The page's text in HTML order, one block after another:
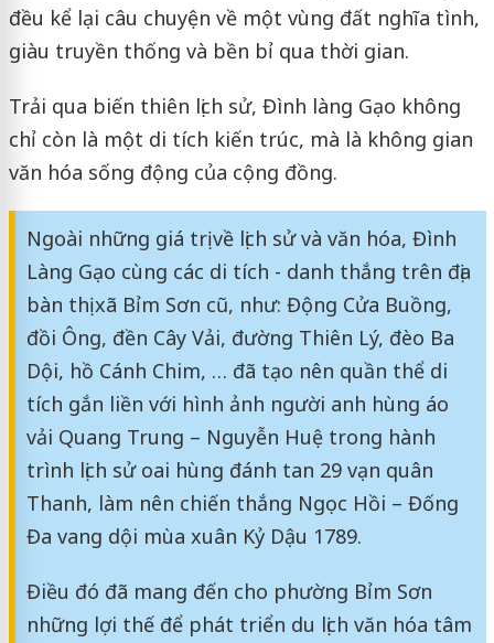
đều kể lại câu chuyện về một vùng đất nghĩa tình,
giàu truyền thống và bền bỉ qua thời gian.
Trải qua biến thiên lịch sử, Đình làng Gạo không
chỉ còn là một di tích kiến trúc, mà là không gian
văn hóa sống động của cộng đồng.
Ngoài những giá trị về lịch sử và văn hóa, Đình
Làng Gạo cùng các di tích - danh thắng trên địa
bàn thị xã Bỉm Sơn cũ, như: Động Cửa Buồng,
đồi Ông, đền Cây Vải, đường Thiên Lý, đèo Ba
Dội, hồ Cánh Chim, … đã tạo nên quần thể di
tích gắn liền với hình ảnh người anh hùng áo
vải Quang Trung – Nguyễn Huệ trong hành
trình lịch sử oai hùng đánh tan 29 vạn quân
Thanh, làm nên chiến thắng Ngọc Hồi – Đống
Đa vang dội mùa xuân Kỷ Dậu 1789.
Điều đó đã mang đến cho phường Bỉm Sơn
những lợi thế để phát triển du lịch văn hóa tâm